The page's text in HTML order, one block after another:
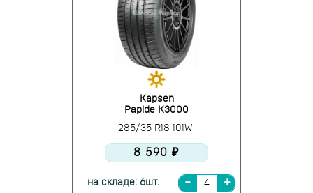
Kapsen
Papide K3000
285/35 R18 101W
8 590 ₽
на складе: 6шт.